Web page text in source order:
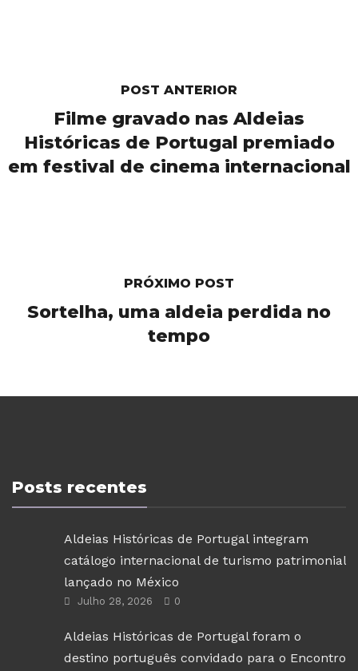
POST ANTERIOR
Filme gravado nas Aldeias
Históricas de Portugal premiado
em festival de cinema internacional
PRÓXIMO POST
Sortelha, uma aldeia perdida no
tempo
Posts recentes
Aldeias Históricas de Portugal integram
catálogo internacional de turismo patrimonial
lançado no México
Julho 28, 2026 0
Aldeias Históricas de Portugal foram o
destino português convidado para o Encontro